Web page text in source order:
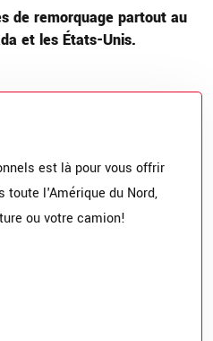
de remorquage partout au
et les États-Unis.
est là pour vous offrir
toute l'Amérique du Nord,
ou votre camion!